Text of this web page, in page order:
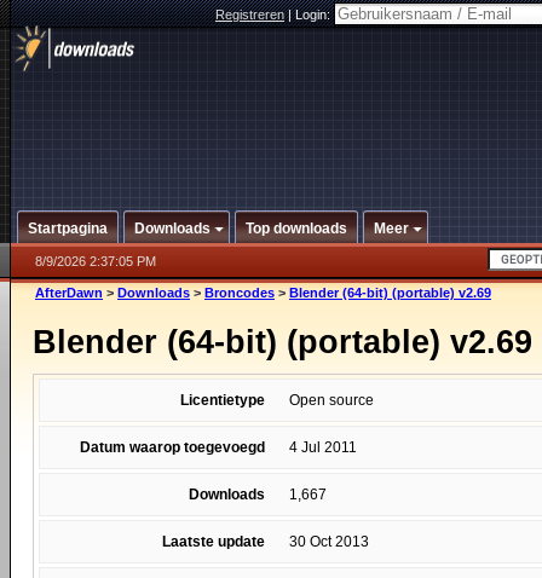
Registreren|Login:
Startpagina Downloads Top downloads Meer
8/9/2026 2:37:05 PM
AfterDawn > Downloads > Broncodes > Blender (64-bit) (portable) v2.69
Blender (64-bit) (portable) v2.69
Licentietype Open source
Datum waarop toegevoegd 4 Jul 2011
Downloads 1,667
Laatste update 30 Oct 2013